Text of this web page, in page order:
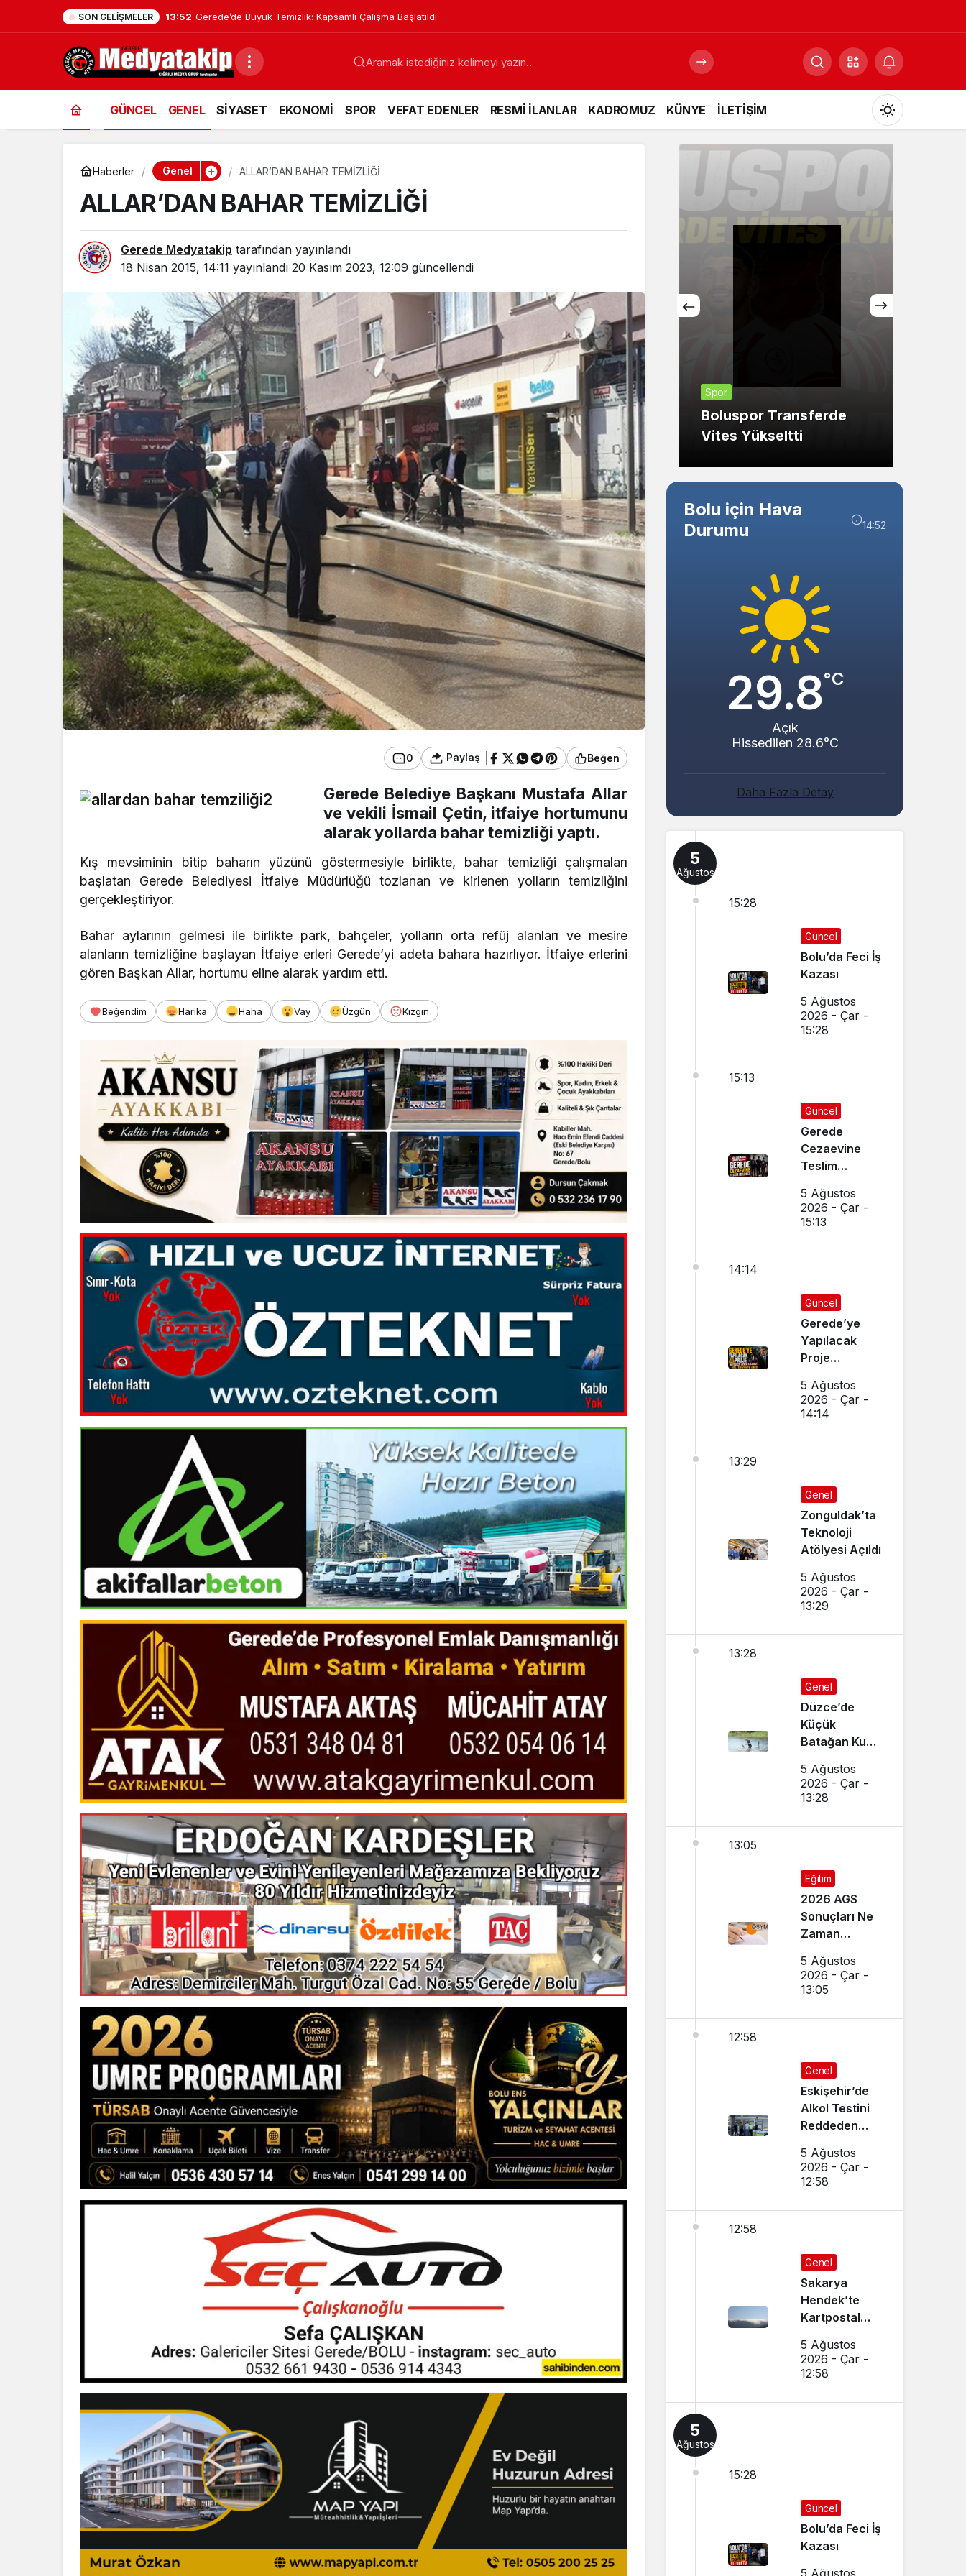
SON GELIŞMELER 13:52 Gerede’de Büyük Temizlik: Kapsamlı Çalışma Başlatıldı
GÜNCEL GENEL SİYASET EKONOMİ SPOR VEFAT EDENLER RESMİ İLANLAR KADROMUZ KÜNYE İLETİŞİM
Mod
değiştir
Gündüz Modu
Haberler Genel ALLAR’DAN BAHAR TEMİZLİĞİ
ALLAR’DAN BAHAR TEMİZLİĞİ
Gerede Medyatakip tarafından yayınlandı
18 Nisan 2015, 14:11 yayınlandı 20 Kasım 2023, 12:09 güncellendi
0 Paylaş Beğen
Gerede Belediye Başkanı Mustafa Allar
ve vekili İsmail Çetin, itfaiye hortumunu
alarak yollarda bahar temizliği yaptı.
Kış mevsiminin bitip baharın yüzünü göstermesiyle birlikte, bahar temizliği çalışmaları
başlatan Gerede Belediyesi İtfaiye Müdürlüğü tozlanan ve kirlenen yolların temizliğini
gerçekleştiriyor.
Bahar aylarının gelmesi ile birlikte park, bahçeler, yolların orta refüj alanları ve mesire
alanların temizliğine başlayan İtfaiye erleri Gerede’yi adeta bahara hazırlıyor. İtfaiye erlerini
gören Başkan Allar, hortumu eline alarak yardım etti.
Beğendim Harika Haha Vay Üzgün Kızgın
Gerede’de Dev Projenin
Temeli Atıldı
Güncel
Gerede’de Büyük
Temizlik: Kapsamlı
Çalışma Başlatıldı
Eğitim
Bolu’dan Türkiye’ye
Örnek Oluyor, Yoğun İlgi
Görüyor
Spor
Boluspor Transferde
Vites Yükseltti
Bolu için Hava
Durumu
14:52
29.8°C
Açık
Hissedilen 28.6°C
Daha Fazla Detay
5
Ağustos
15:28
Güncel
Bolu’da Feci İş
Kazası
5 Ağustos
2026 - Çar -
15:28
15:13
Güncel
Gerede
Cezaevine
Teslim
5 Ağustos
2026 - Çar -
15:13
14:14
Güncel
Gerede’ye
Yapılacak
Proje
Ayağa
Kaldırdı:
Vali Devreye
5 Ağustos
2026 - Çar -
14:14
13:29
Genel
Zonguldak’ta
Teknoloji
Atölyesi Açıldı
5 Ağustos
2026 - Çar -
13:29
13:28
Genel
Düzce’de
Küçük
Batağan Kuşu
5 Ağustos
2026 - Çar -
13:28
13:05
Eğitim
2026 AGS
Sonuçları Ne
Zaman
Sonuçlar
Nereden
5 Ağustos
2026 - Çar -
13:05
12:58
Genel
Eskişehir’de
Alkol Testini
Reddeden
Sürücüye 390
Bin TL Ceza
5 Ağustos
2026 - Çar -
12:58
12:58
Genel
Sakarya
Hendek’te
Kartpostal
Büyüledi
5 Ağustos
2026 - Çar -
12:58
5
Ağustos
15:28
Güncel
Bolu’da Feci İş
Kazası